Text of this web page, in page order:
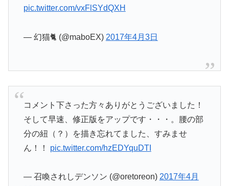
pic.twitter.com/vxFlSYdQXH
— 幻猫🐈 (@maboEX) 2017年4月3日
コメント下さった方々ありがとうございました！
そして早速、修正版をアップです・・・。腰の部
分の紐（？）を描き忘れてました、すみませ
ん！！ pic.twitter.com/hzEDYquDTI
— 召喚されしデンソン (@oretoreon) 2017年4月